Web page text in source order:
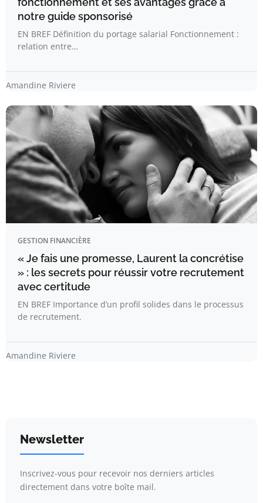
notre guide sponsorisé
EN BREF Définition du portage salarial Fonctionnement :
relation entre…
Amandine Riviere
GESTION FINANCIÈRE
« Je fais une promesse, Laurent la concrétise
» : les secrets pour réussir votre recrutement
avec certitude
EN BREF Importance d’un profil solides dans le processus
de recrutement.
Amandine Riviere
Newsletter
Inscrivez-vous pour recevoir nos derniers articles
directement dans votre boîte mail.